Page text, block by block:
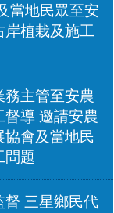
當地民眾至安
岸植栽及施工
務主管至安農
督導 邀請安農
協會及當地民
問題
督 三星鄉民代